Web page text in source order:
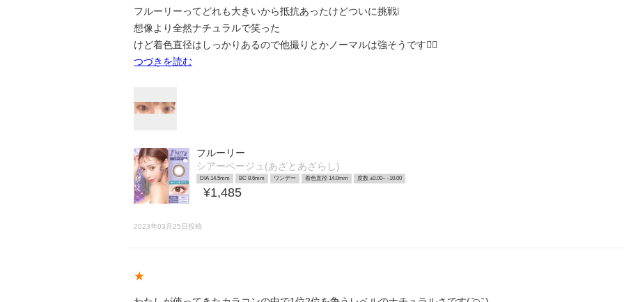
フルーリーってどれも大きいから抵抗あったけどついに挑戦❕
想像より全然ナチュラルで笑った
けど着色直径はしっかりあるので他撮りとかノーマルは強そうです👌🏻
つづきを読む
フルーリー
シアーベージュ(あざとあざらし)
DIA 14.5mm BC 8.6mm ワンデー 着色直径 14.0mm 度数 ±0.00~ -10.00
¥1,485
2023年03月25日投稿
★